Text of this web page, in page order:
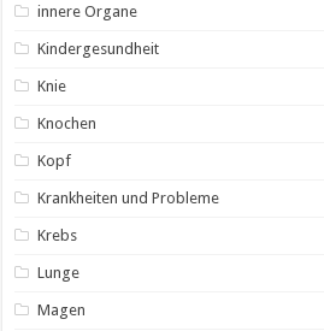
innere Organe
Kindergesundheit
Knie
Knochen
Kopf
Krankheiten und Probleme
Krebs
Lunge
Magen